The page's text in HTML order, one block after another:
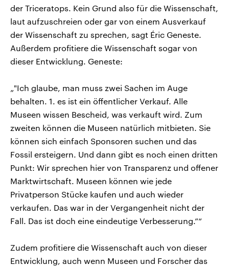
der Triceratops. Kein Grund also für die Wissenschaft,
laut aufzuschreien oder gar von einem Ausverkauf
der Wissenschaft zu sprechen, sagt Éric Geneste.
Außerdem profitiere die Wissenschaft sogar von
dieser Entwicklung. Geneste:
„"Ich glaube, man muss zwei Sachen im Auge
behalten. 1. es ist ein öffentlicher Verkauf. Alle
Museen wissen Bescheid, was verkauft wird. Zum
zweiten können die Museen natürlich mitbieten. Sie
können sich einfach Sponsoren suchen und das
Fossil ersteigern. Und dann gibt es noch einen dritten
Punkt: Wir sprechen hier von Transparenz und offener
Marktwirtschaft. Museen können wie jede
Privatperson Stücke kaufen und auch wieder
verkaufen. Das war in der Vergangenheit nicht der
Fall. Das ist doch eine eindeutige Verbesserung.”“
Zudem profitiere die Wissenschaft auch von dieser
Entwicklung, auch wenn Museen und Forscher das